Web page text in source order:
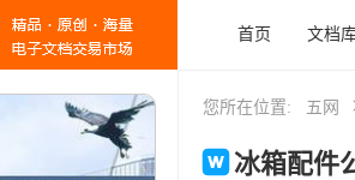
首页 文档
您所在位置: 五网
冰箱配件